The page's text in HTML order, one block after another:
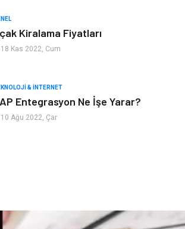
Aksesuar
diş sağlığı
Kiralama Fiyatları
Kas 2022, Cum
& İNTERNET
Entegrasyon Ne İşe Yarar?
Ağu 2022, Çar